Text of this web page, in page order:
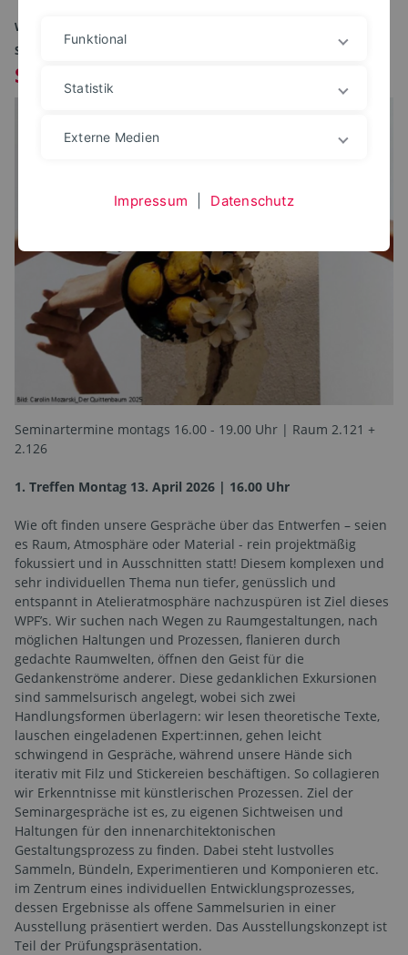
WPF DS W25 / DS W 022 / DS W14 / DS W 012 |
SOMMER 2026
Sammelsurien
Seminartermine montags 16.00 - 19.00 Uhr | Raum 2.121 +
2.126
1. Treffen Montag 13. April 2026 | 16.00 Uhr
Wie oft finden unsere Gespräche über das Entwerfen – seien
es Raum, Atmosphäre oder Material - rein projektmäßig
fokussiert und in Ausschnitten statt! Diesem komplexen und
sehr individuellen Thema nun tiefer, genüsslich und
entspannt in Atelieratmosphäre nachzuspüren ist Ziel dieses
WPF’s. Wir suchen nach Wegen zu Raumgestaltungen, nach
möglichen Haltungen und Prozessen, flanieren durch
gedachte Raumwelten, öffnen den Geist für die
Gedankenströme anderer. Diese gedanklichen Exkursionen
sind sammelsurisch angelegt, wobei sich zwei
Handlungsformen überlagern: wir lesen theoretische Texte,
lauschen eingeladenen Expert:innen, gehen leicht
schwingend in Gespräche, während unsere Hände sich
iterativ mit Filz und Stickereien beschäftigen. So collagieren
wir Erkenntnisse mit künstlerischen Prozessen. Ziel der
Seminargespräche ist es, zu eigenen Sichtweisen und
Haltungen für den innenarchitektonischen
Gestaltungsprozess zu finden. Dabei steht lustvolles
Sammeln, Bündeln, Experimentieren und Komponieren etc.
im Zentrum eines individuellen Entwicklungsprozesses,
dessen Ergebnisse als offene Sammelsurien in einer
Ausstellung präsentiert werden. Das Ausstellungskonzept ist
Teil der Prüfungspräsentation.
Funktional
Statistik
Externe Medien
Impressum Datenschutz